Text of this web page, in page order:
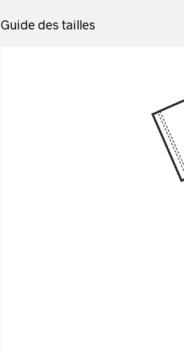
Guide des tailles